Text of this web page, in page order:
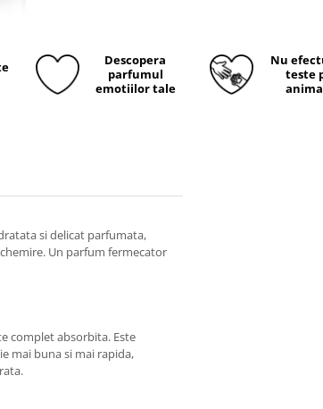
Descopera
parfumul
emotiilor tale
Nu
teste
si delicat parfumata,
Un parfum fermecator
complet absorbita. Este
mai buna si mai rapida,